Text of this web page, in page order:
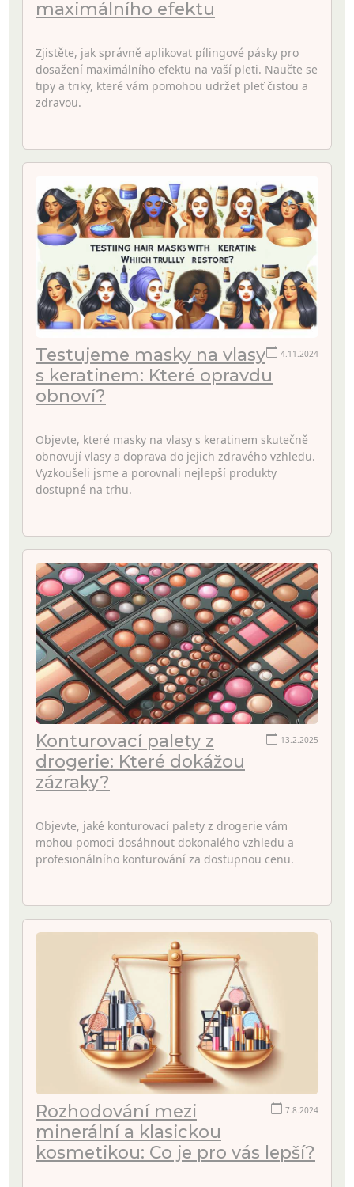
maximálního efektu
Zjistěte, jak správně aplikovat pílingové pásky pro
dosažení maximálního efektu na vaší pleti. Naučte se
tipy a triky, které vám pomohou udržet pleť čistou a
zdravou.
4.11.2024
Testujeme masky na vlasy
s keratinem: Které opravdu
obnoví?
Objevte, které masky na vlasy s keratinem skutečně
obnovují vlasy a doprava do jejich zdravého vzhledu.
Vyzkoušeli jsme a porovnali nejlepší produkty
dostupné na trhu.
13.2.2025
Konturovací palety z
drogerie: Které dokážou
zázraky?
Objevte, jaké konturovací palety z drogerie vám
mohou pomoci dosáhnout dokonalého vzhledu a
profesionálního konturování za dostupnou cenu.
7.8.2024
Rozhodování mezi
minerální a klasickou
kosmetikou: Co je pro vás lepší?